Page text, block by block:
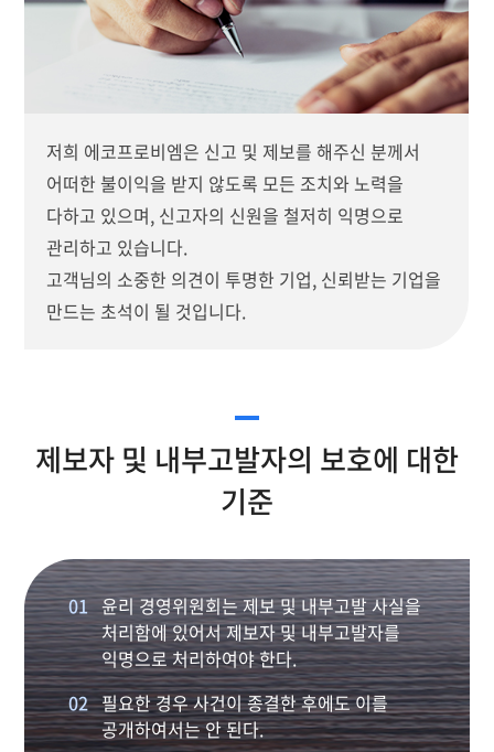
저희 에코프로비엠은 신고 및 제보를 해주신 분께서
어떠한 불이익을 받지 않도록 모든 조치와 노력을
다하고 있으며, 신고자의 신원을 철저히 익명으로
관리하고 있습니다.
고객님의 소중한 의견이 투명한 기업, 신뢰받는 기업을
만드는 초석이 될 것입니다.
제보자 및 내부고발자의 보호에 대한
기준
01 윤리 경영위원회는 제보 및 내부고발 사실을
처리함에 있어서 제보자 및 내부고발자를
익명으로 처리하여야 한다.
02 필요한 경우 사건이 종결한 후에도 이를
공개하여서는 안 된다.